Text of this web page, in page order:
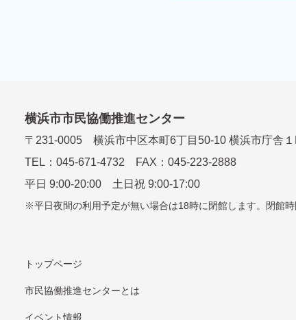
横浜市市民協働推進センター
〒 231-0005
横浜市中区本町6丁⽬50-10 横浜市庁舎
TEL： 045-671-4732 FAX：045-223-2888
平⽇ 9:00-20:00 ⼟⽇祝 9:00-17:00
平日夜間の利用予定が無い場合は18時に閉館します。 閉館
トップページ
市民協働推進センターとは
イベント情報